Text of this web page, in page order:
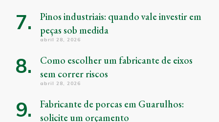
Pinos industriais: quando vale investir em
peças sob medida
abril 28, 2026
Como escolher um fabricante de eixos
sem correr riscos
abril 28, 2026
Fabricante de porcas em Guarulhos:
solicite um orçamento